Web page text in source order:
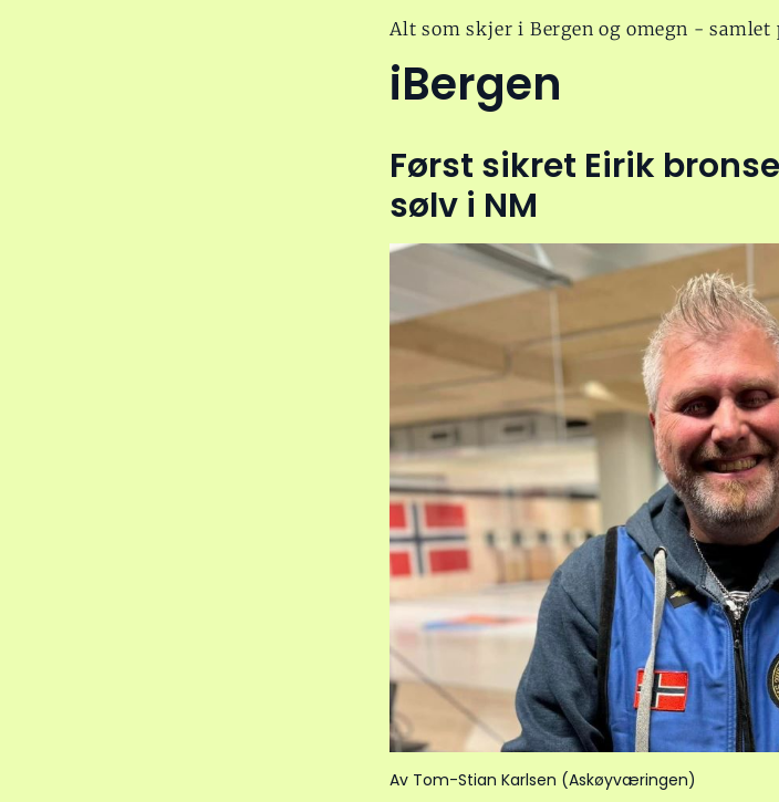
Alt som skjer i Bergen og omegn - samlet
iBergen
Først sikret Eirik
sølv i NM
Av Tom-Stian Karlsen (Askøyværingen)